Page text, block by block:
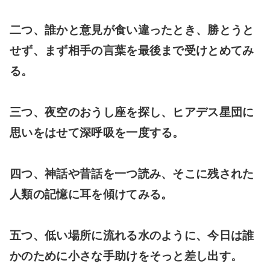
二つ、誰かと意見が食い違ったとき、勝とうと
せず、まず相手の言葉を最後まで受けとめてみ
る。
三つ、夜空のおうし座を探し、ヒアデス星団に
思いをはせて深呼吸を一度する。
四つ、神話や昔話を一つ読み、そこに残された
人類の記憶に耳を傾けてみる。
五つ、低い場所に流れる水のように、今日は誰
かのために小さな手助けをそっと差し出す。